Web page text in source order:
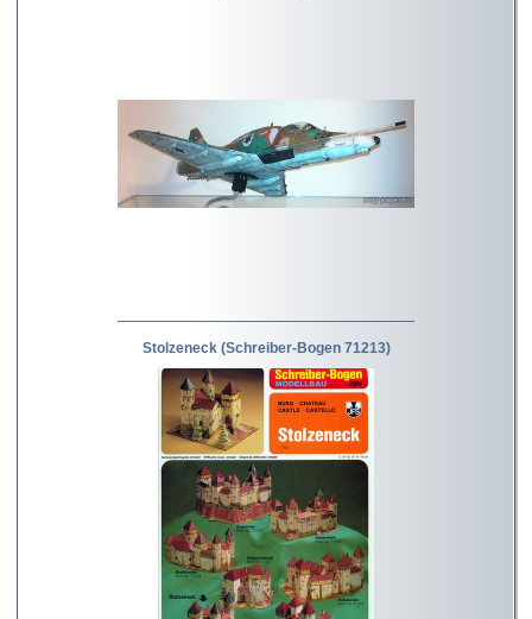
Stolzeneck (Schreiber-Bogen 71213)